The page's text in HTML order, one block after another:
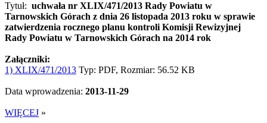
Tytuł: uchwała nr XLIX/471/2013 Rady Powiatu w
Tarnowskich Górach z dnia 26 listopada 2013 roku w sprawie
zatwierdzenia rocznego planu kontroli Komisji Rewizyjnej
Rady Powiatu w Tarnowskich Górach na 2014 rok
Załączniki:
1) XLIX/471/2013 Typ: PDF, Rozmiar: 56.52 KB
Data wprowadzenia: 2013-11-29
WIĘCEJ »